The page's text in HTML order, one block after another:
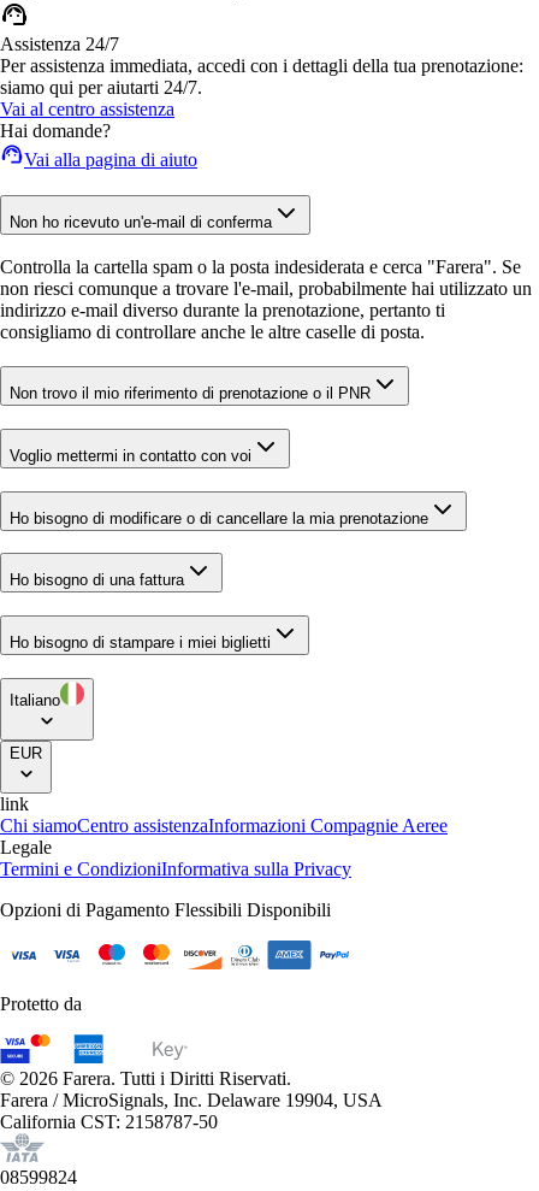
Assistenza 24/7
Per assistenza immediata, accedi con i dettagli della tua prenotazione:
siamo qui per aiutarti 24/7.
Vai al centro assistenza
Hai domande?
Vai alla pagina di aiuto
Non ho ricevuto un'e-mail di conferma
Controlla la cartella spam o la posta indesiderata e cerca "Farera". Se
non riesci comunque a trovare l'e-mail, probabilmente hai utilizzato un
indirizzo e-mail diverso durante la prenotazione, pertanto ti
consigliamo di controllare anche le altre caselle di posta.
Non trovo il mio riferimento di prenotazione o il PNR
Voglio mettermi in contatto con voi
Ho bisogno di modificare o di cancellare la mia prenotazione
Ho bisogno di una fattura
Ho bisogno di stampare i miei biglietti
Italiano
EUR
link
Chi siamoCentro assistenzaInformazioni Compagnie Aeree
Legale
Termini e CondizioniInformativa sulla Privacy
Opzioni di Pagamento Flessibili Disponibili
Protetto da
© 2026 Farera. Tutti i Diritti Riservati.
Farera / MicroSignals, Inc. Delaware 19904, USA
California CST: 2158787-50
08599824